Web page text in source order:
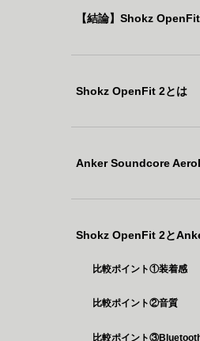
【結論】Shokz
Shokz OpenFit 2とは
Anker Soundcore
Shokz OpenFit 2と
比較ポイント①装着感
比較ポイント②音質
比較ポイント